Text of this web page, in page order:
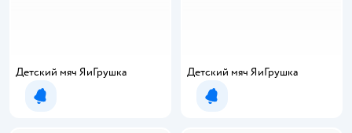
Детский мяч ЯиГрушка
Уведомить о появлении
Детский мяч ЯиГрушка
Уведомить о появлении